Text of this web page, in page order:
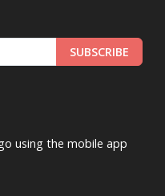
SUBSCRIBE
using the mobile app